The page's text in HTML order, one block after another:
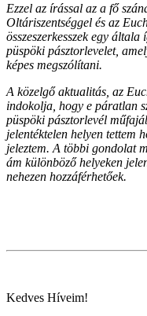
Ezzel az írással az a fő
Oltáriszentséggel és az
összeszerkesszek egy
püspöki pásztorlevelet,
képes megszólítani.
A közelgő aktualitás, az
indokolja, hogy e páratlan
püspöki pásztorlevél
jelentéktelen helyen tettem
jeleztem. A többi gondolat
ám különböző helyeken
nehezen hozzáférhetőek.
Kedves Híveim!